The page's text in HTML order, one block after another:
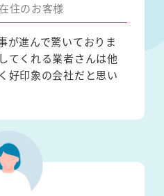
住のお客様
が進んで驚いておりま
てくれる業者さんは他
好印象の会社だと思い